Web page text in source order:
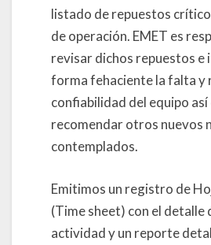
listado de repuestos
de operación. EMET es
revisar dichos repuestos e
forma fehaciente la falta y
confiabilidad del equipo así
recomendar otros nuevos
contemplados.
Emitimos un registro de
(Time sheet) con el detalle
actividad y un reporte